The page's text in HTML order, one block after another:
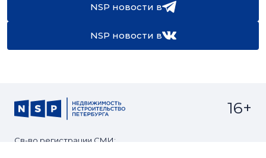
NSP новости в
NSP новости в
Св-во регистрации СМИ:
16+